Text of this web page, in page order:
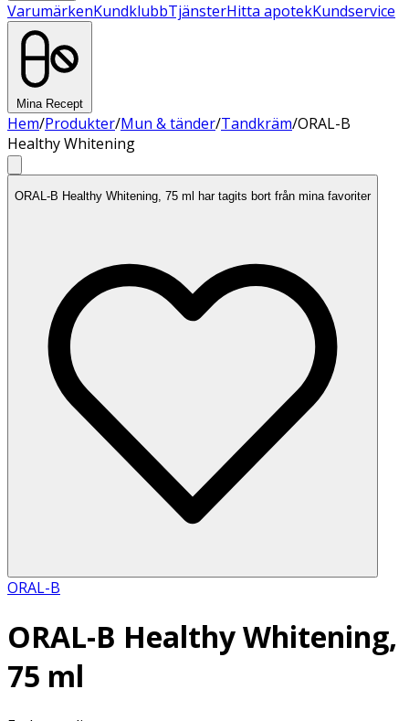
VarumärkenKundklubbTjänsterHitta apotekKundservice
Mina Recept
Hem/Produkter/Mun & tänder/Tandkräm/ORAL-B
Healthy Whitening
ORAL-B Healthy Whitening, 75 ml har tagits bort från mina favoriter
ORAL-B
ORAL-B Healthy Whitening,
75 ml